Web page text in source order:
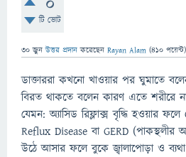
টি ভোট
30 জুনউত্তর প্রদান করেছেন Rayan Alam (410 পয়েন্ট)
ডাক্তাররা কখনো খাওয়ার পর ঘুমাতে
বিরত থাকতে বলেন কারণ এতে শরীরে
যেমন: অ্যাসিড রিফ্লাক্স বৃদ্ধি হওয়ার
Reflux Disease বা GERD (পাকস্থলীর
উঠে আসার ফলে বুকে জ্বালাপোড়া ও